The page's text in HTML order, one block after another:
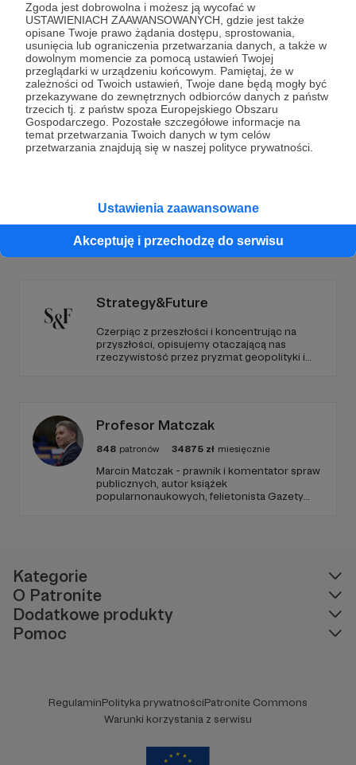
Zgoda jest dobrowolna i możesz ją wycofać w
USTAWIENIACH ZAAWANSOWANYCH, gdzie jest także
opisane Twoje prawo żądania dostępu, sprostowania,
usunięcia lub ograniczenia przetwarzania danych, a także w
dowolnym momencie za pomocą ustawień Twojej
przeglądarki w urządzeniu końcowym. Pamiętaj, że w
zależności od Twoich ustawień, Twoje dane będą mogły być
przekazywane do zewnętrznych odbiorców danych z państw
trzecich tj. z państw spoza Europejskiego Obszaru
Gospodarczego. Pozostałe szczegółowe informacje na
temat przetwarzania Twoich danych w tym celów
przetwarzania znajdują się w naszej polityce prywatności.
Ustawienia zaawansowane
Akceptuję i przechodzę do serwisu
Dołącz do grona Patronów!
Wesprzyj działalność AutoraWojciech Ganczarekjuż
teraz!
Zostań Patronem
Promowani autorzy
Strategy&Future
Czerpiąc z przeszłości i koncentrując na
przyszłości, opisujemy otaczającą nas
rzeczywistość przez pryzmat geopolityki i
Profesor Matczak
848 patronów 34875 zł miesięcznie
Marcin Matczak - prawnik i komentator spraw
publicznych, autor książek
popularnonaukowych, felietonista Gazety
Kategorie
O Patronite
Dodatkowe produkty
Pomoc
RegulaminPolityka prywatnościPatronite Commons
Warunki korzystania z serwisu